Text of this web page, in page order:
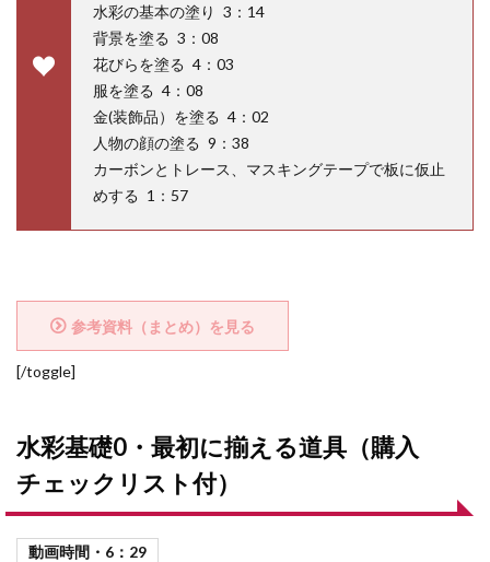
水彩の基本の塗り 3：14
背景を塗る 3：08
花びらを塗る 4：03
服を塗る 4：08
金(装飾品）を塗る 4：02
人物の顔の塗る 9：38
カーボンとトレース、マスキングテープで板に仮止
めする 1：57
参考資料（まとめ）を見る
[/toggle]
水彩基礎0・最初に揃える道具（購入
チェックリスト付）
動画時間・6：29